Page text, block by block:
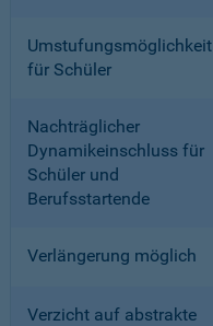
Umstufungsmöglichkeit
für Schüler
Nachträglicher
Dynamikeinschluss für
Schüler und
Berufsstartende
Verlängerung möglich
Verzicht auf abstrakte